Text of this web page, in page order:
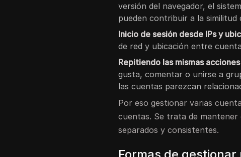
versión del navegador, el
pueden contribuir a la similitud
Inicio de sesión desde IPs y
de red y ubicación entre
Repitiendo las mismas
gusta, comentar o unirse a
las cuentas parezcan
Por eso gestionar varias
cuentas. Se trata de
separados y consistentes.